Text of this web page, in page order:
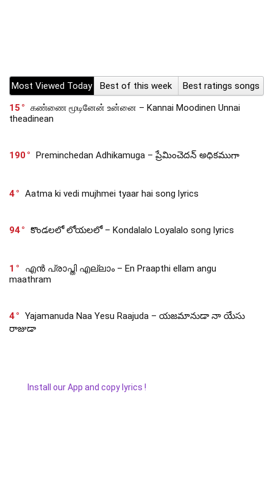
Most Viewed Today Best of this week
Best ratings songs
15
கண்ணை மூடினேன் உன்னை – Kannai Moodinen Unnai
theadinean
190 Preminchedan Adhikamuga – ప్రేమించెదన్ అధికముగా
4 Aatma ki vedi mujhmei tyaar hai song lyrics
94 కొండలలో లోయలలో – Kondalalo Loyalalo song lyrics
1
എൻ പ്രാപ്തി എല്ലാം – En Praapthi ellam angu
maathram
4
Yajamanuda Naa Yesu Raajuda – యజమానుడా నా యేసు
రాజుడా
Install our App and copy lyrics !